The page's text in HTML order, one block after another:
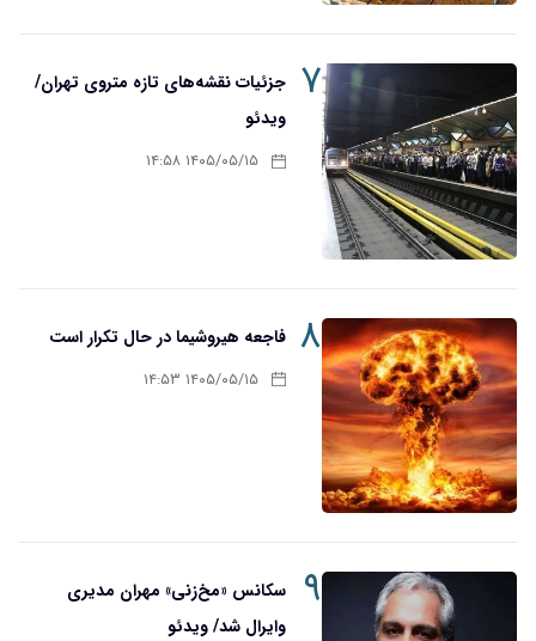
۷ جزئیات نقشه‌های تازه متروی تهران/
ویدئو
۱۴۰۵/۰۵/۱۵ ۱۴:۵۸
۸ فاجعه هیروشیما در حال تکرار است
۱۴۰۵/۰۵/۱۵ ۱۴:۵۳
۹
سکانس «مخ‌زنی» مهران مدیری
وایرال شد/ ویدئو